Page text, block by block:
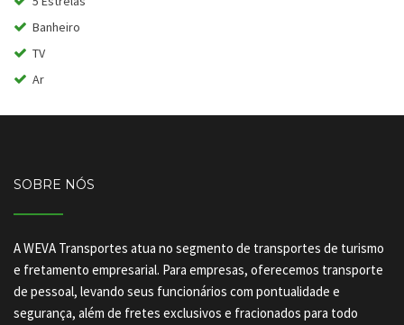
Banheiro
TV
Ar
SOBRE NÓS
A WEVA Transportes atua no segmento de transportes de turismo
e fretamento empresarial. Para empresas, oferecemos transporte
de pessoal, levando seus funcionários com pontualidade e
segurança, além de fretes exclusivos e fracionados para todo